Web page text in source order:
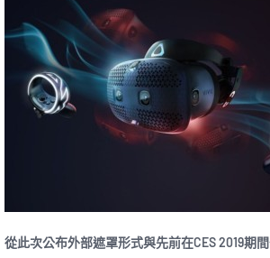
MSI 舊換新
最新資訊
聯絡我們
從此次公布外部遮罩形式與先前在CES 2019期